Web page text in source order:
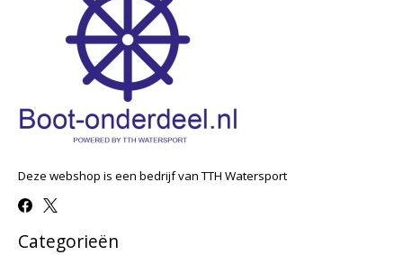
Deze webshop is een bedrijf van TTH Watersport
Categorieën